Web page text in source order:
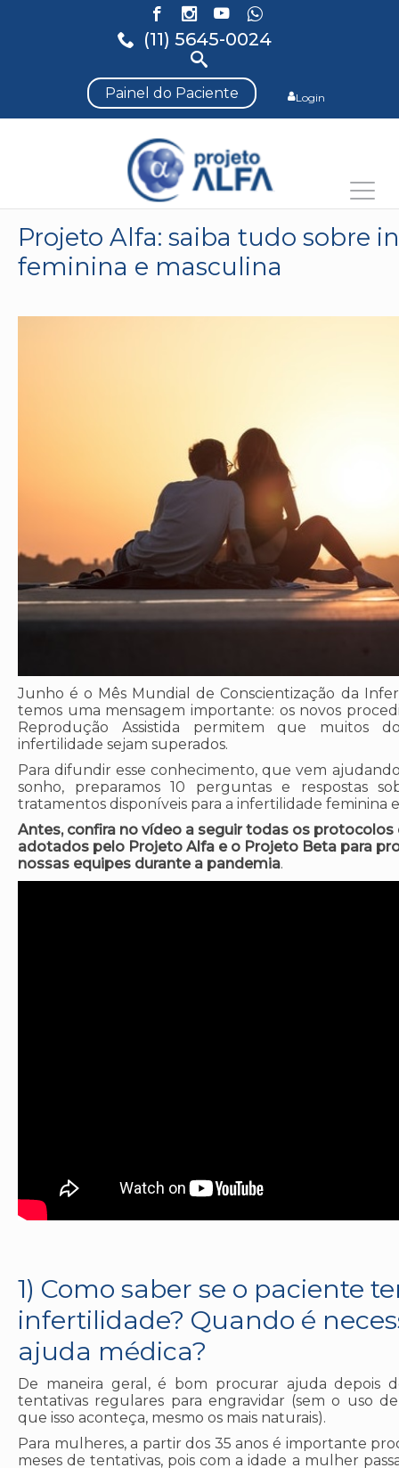
(11) 5645-0024
Painel do Paciente Login
Projeto Alfa: saiba tudo sobre
feminina e masculina
Junho é o Mês Mundial de Conscientização da
temos uma mensagem importante: os novos
Reprodução Assistida permitem que muitos
infertilidade sejam superados.
Para difundir esse conhecimento, que vem
sonho, preparamos 10 perguntas e respostas
tratamentos disponíveis para a infertilidade feminina
Antes, confira no vídeo a seguir todas os protocolos
adotados pelo Projeto Alfa e o Projeto Beta para
nossas equipes durante a pandemia.
1) Como saber se o paciente
infertilidade? Quando é
ajuda médica?
De maneira geral, é bom procurar ajuda depois
tentativas regulares para engravidar (sem o uso
que isso aconteça, mesmo os mais naturais).
Para mulheres, a partir dos 35 anos é importante
meses de tentativas, pois com a idade a mulher